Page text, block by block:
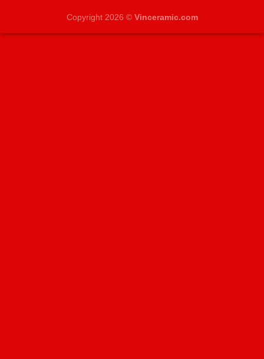
Copyright 2026 © Vinceramic.com